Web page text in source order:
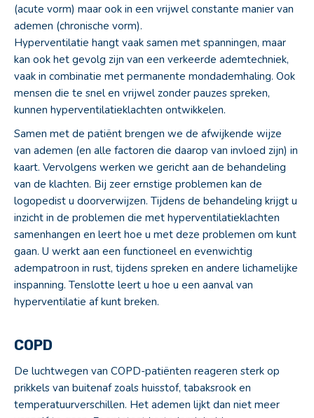
(acute vorm) maar ook in een vrijwel constante manier van
ademen (chronische vorm).
Hyperventilatie hangt vaak samen met spanningen, maar
kan ook het gevolg zijn van een verkeerde ademtechniek,
vaak in combinatie met permanente mondademhaling. Ook
mensen die te snel en vrijwel zonder pauzes spreken,
kunnen hyperventilatieklachten ontwikkelen.
Samen met de patiënt brengen we de afwijkende wijze
van ademen (en alle factoren die daarop van invloed zijn) in
kaart. Vervolgens werken we gericht aan de behandeling
van de klachten. Bij zeer ernstige problemen kan de
logopedist u doorverwijzen. Tijdens de behandeling krijgt u
inzicht in de problemen die met hyperventilatieklachten
samenhangen en leert hoe u met deze problemen om kunt
gaan. U werkt aan een functioneel en evenwichtig
adempatroon in rust, tijdens spreken en andere lichamelijke
inspanning. Tenslotte leert u hoe u een aanval van
hyperventilatie af kunt breken.
COPD
De luchtwegen van COPD-patiënten reageren sterk op
prikkels van buitenaf zoals huisstof, tabaksrook en
temperatuurverschillen. Het ademen lijkt dan niet meer